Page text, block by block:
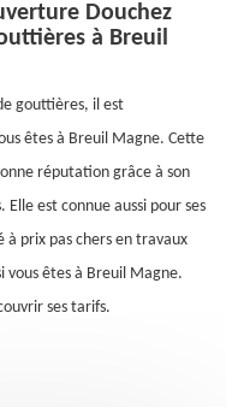
Douchez
à Breuil
gouttières, il est
êtes à Breuil Magne. Cette
réputation grâce à son
est connue aussi pour ses
à prix pas chers en travaux
vous êtes à Breuil Magne.
ses tarifs.